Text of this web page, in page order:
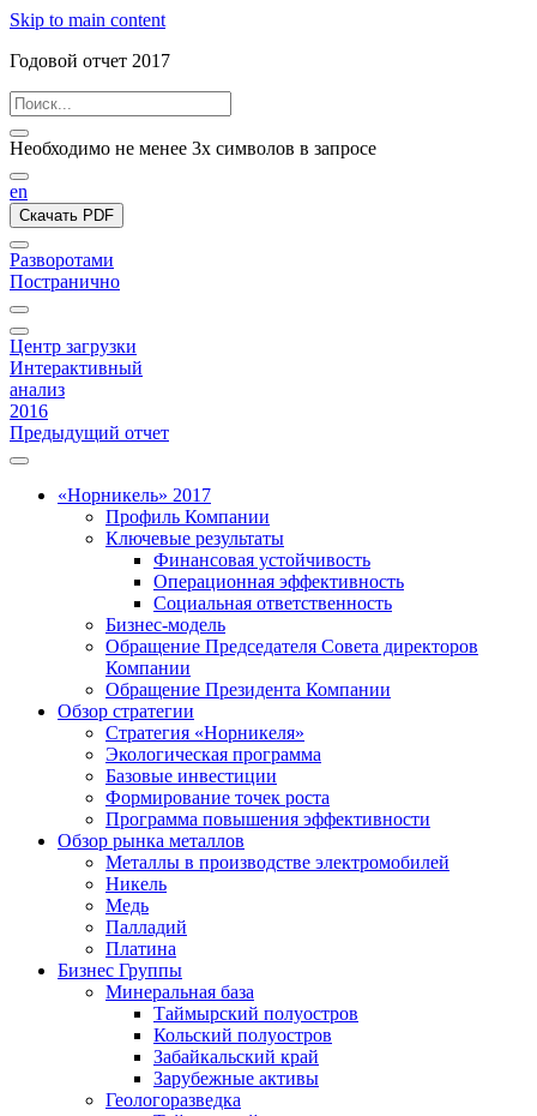
Skip to main content
Годовой отчет 2017
Необходимо не менее 3х символов в запросе
en
Скачать PDF
Разворотами
Постранично
Центр загрузки
Интерактивный
анализ
2016
Предыдущий отчет
«Норникель» 2017
Профиль Компании
Ключевые результаты
Финансовая устойчивость
Операционная эффективность
Социальная ответственность
Бизнес-модель
Обращение Председателя Совета директоров
Компании
Обращение Президента Компании
Обзор стратегии
Стратегия «Норникеля»
Экологическая программа
Базовые инвестиции
Формирование точек роста
Программа повышения эффективности
Обзор рынка металлов
Металлы в производстве электромобилей
Никель
Медь
Палладий
Платина
Бизнес Группы
Минеральная база
Таймырский полуостров
Кольский полуостров
Забайкальский край
Зарубежные активы
Геологоразведка